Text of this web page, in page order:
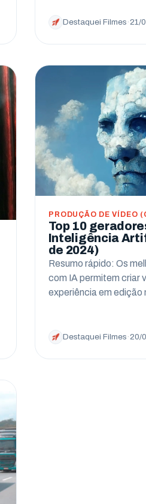
Destaquei Filmes ·21/
PRODUÇÃO DE VÍDEO
Top 10
Inteligência
de 2024)
Resumo rápido: Os
com IA permitem criar
experiência em
Destaquei Filmes ·20/